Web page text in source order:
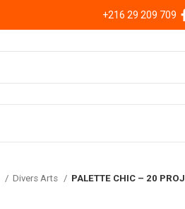
+216 29 209 709
Divers Arts PALETTE CHIC – 20